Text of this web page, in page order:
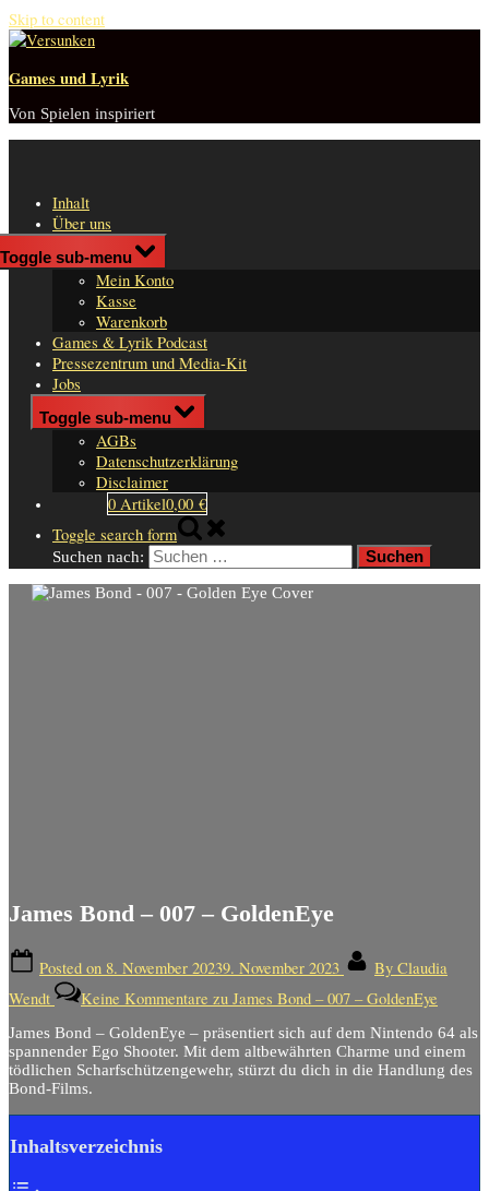
Skip to content
Games und Lyrik
Von Spielen inspiriert
Inhalt
Über uns
Shop
Toggle sub-menu
Mein Konto
Kasse
Warenkorb
Games & Lyrik Podcast
Pressezentrum und Media-Kit
Jobs
Impressum
Toggle sub-menu
AGBs
Datenschutzerklärung
Disclaimer
0 Artikel0,00 €
Toggle search form
Suchen nach:
James Bond – 007 – GoldenEye
Posted on 8. November 20239. November 2023 By Claudia
Wendt
Keine Kommentare zu James Bond – 007 – GoldenEye
James Bond – GoldenEye – präsentiert sich auf dem Nintendo 64 als
spannender Ego Shooter. Mit dem altbewährten Charme und einem
tödlichen Scharfschützengewehr, stürzt du dich in die Handlung des
Bond-Films.
Inhaltsverzeichnis